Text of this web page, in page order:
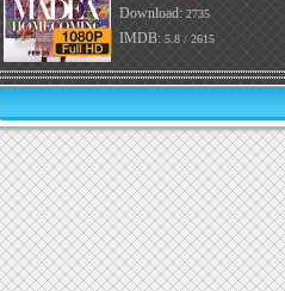
Download: 2735
IMDB: 5.8 / 2615